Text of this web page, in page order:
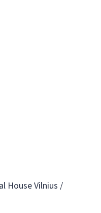
House Vilnius /